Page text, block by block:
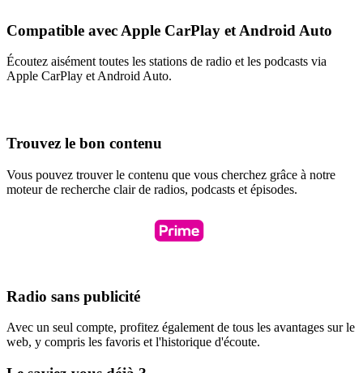
Compatible avec Apple CarPlay et Android Auto
Écoutez aisément toutes les stations de radio et les podcasts via
Apple CarPlay et Android Auto.
Trouvez le bon contenu
Vous pouvez trouver le contenu que vous cherchez grâce à notre
moteur de recherche clair de radios, podcasts et épisodes.
Radio sans publicité
Avec un seul compte, profitez également de tous les avantages sur le
web, y compris les favoris et l'historique d'écoute.